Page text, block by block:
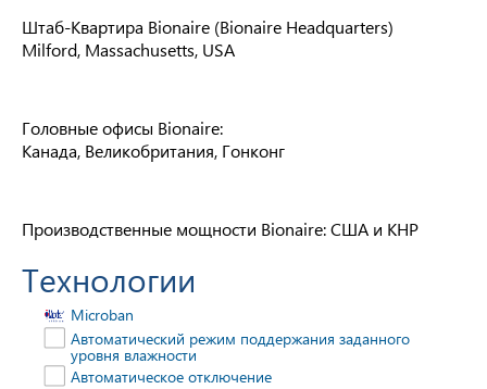
Штаб-Квартира Bionaire (Bionaire Headquarters)
Milford, Massachusetts, USA
Головные офисы Bionaire:
Канада, Великобритания, Гонконг
Производственные мощности Bionaire: США и КНР
Технологии
Microban
Автоматический режим поддержания заданного
уровня влажности
Автоматическое отключение